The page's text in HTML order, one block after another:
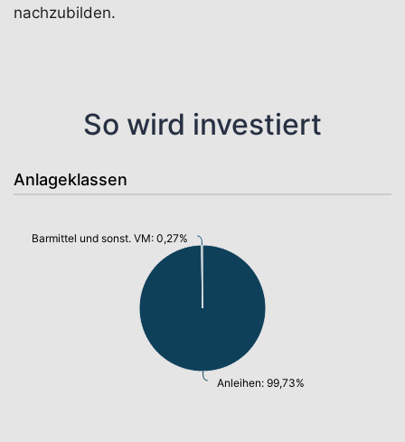
nachzubilden.
So wird investiert
Anlageklassen
Anleihen: 99,73%
Barmittel und sonst. VM: 0,27%